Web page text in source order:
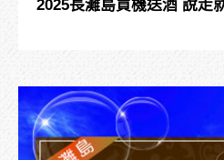
2025長灘島買機送酒 說走